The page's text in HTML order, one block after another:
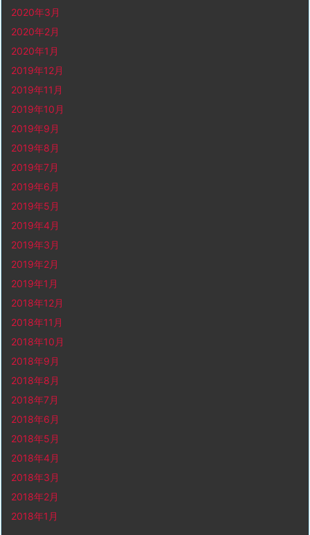
2020年3月
2020年2月
2020年1月
2019年12月
2019年11月
2019年10月
2019年9月
2019年8月
2019年7月
2019年6月
2019年5月
2019年4月
2019年3月
2019年2月
2019年1月
2018年12月
2018年11月
2018年10月
2018年9月
2018年8月
2018年7月
2018年6月
2018年5月
2018年4月
2018年3月
2018年2月
2018年1月